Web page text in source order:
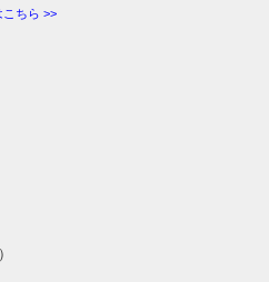
ちら >>